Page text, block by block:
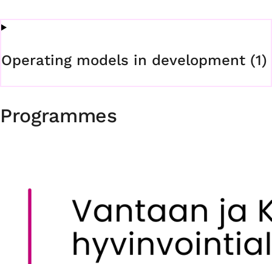
Operating models in development (1)
Programmes